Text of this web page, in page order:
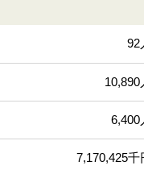
92
10,890
6,400
7,170,425千